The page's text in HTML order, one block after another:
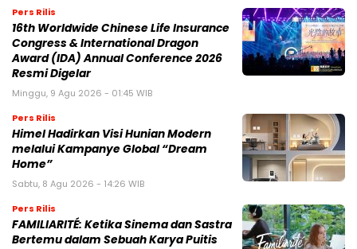
Pers Rilis
16th Worldwide Chinese Life Insurance
Congress & International Dragon
Award (IDA) Annual Conference 2026
Resmi Digelar
Minggu, 9 Agu 2026 - 01:45 WIB
Pers Rilis
Himel Hadirkan Visi Hunian Modern
melalui Kampanye Global “Dream
Home”
Sabtu, 8 Agu 2026 - 14:26 WIB
Pers Rilis
FAMILIARITÉ: Ketika Sinema dan Sastra
Bertemu dalam Sebuah Karya Puitis